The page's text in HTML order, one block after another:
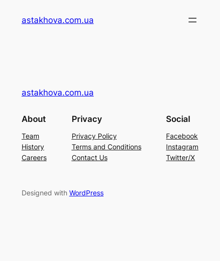
astakhova.com.ua
astakhova.com.ua
About
Team
History
Careers
Privacy
Privacy Policy
Terms and Conditions
Contact Us
Social
Facebook
Instagram
Twitter/X
Designed with WordPress